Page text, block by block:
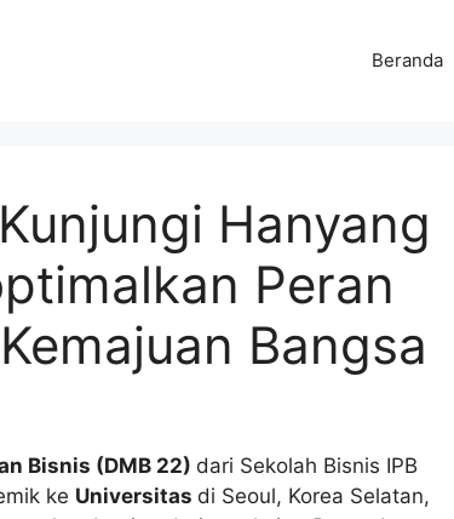
Beranda
Hanyang
Peran
Bangsa
Bisnis (DMB 22) dari Sekolah Bisnis IPB
ke Universitas di Seoul, Korea Selatan,